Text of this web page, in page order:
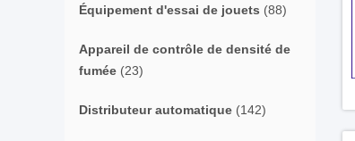
Équipement d'essai de jouets (88)
Appareil de contrôle de densité de
fumée (23)
Distributeur automatique (142)